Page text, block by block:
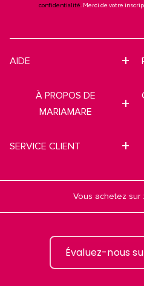
confidentialité. Merci de votre
AIDE
À PROPOS DE
MARIAMARE
SERVICE CLIENT
Vous achetez sur :
Évaluez-nous